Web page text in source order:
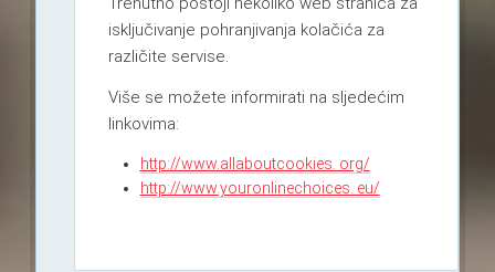
isključivanje pohranjivanja kolačića za
različite servise.
Više se možete informirati na sljedećim
linkovima:
http://www.allaboutcookies. org/
http://www.youronlinechoices. eu/